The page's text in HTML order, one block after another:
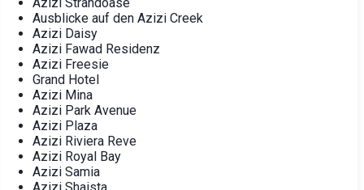
Ausblicke auf den Azizi Creek
Azizi Daisy
Azizi Fawad Residenz
Azizi Freesie
Grand Hotel
Azizi Mina
Azizi Park Avenue
Azizi Plaza
Azizi Riviera Reve
Azizi Royal Bay
Azizi Samia